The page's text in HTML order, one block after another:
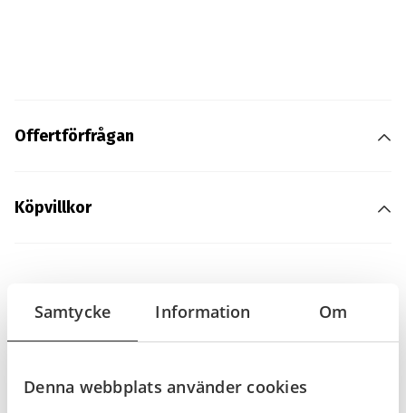
Samtycke Information Om
Denna webbplats använder cookies
Offertförfrågan
Köpvillkor
Relaterade produkter